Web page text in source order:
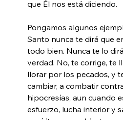
que Él nos está diciendo.
Pongamos algunos
Santo nunca te dirá que
todo bien. Nunca te lo
verdad. No, te corrige, te
llorar por los pecados, y
cambiar, a combatir
hipocresías, aun cuando
esfuerzo, lucha interior y